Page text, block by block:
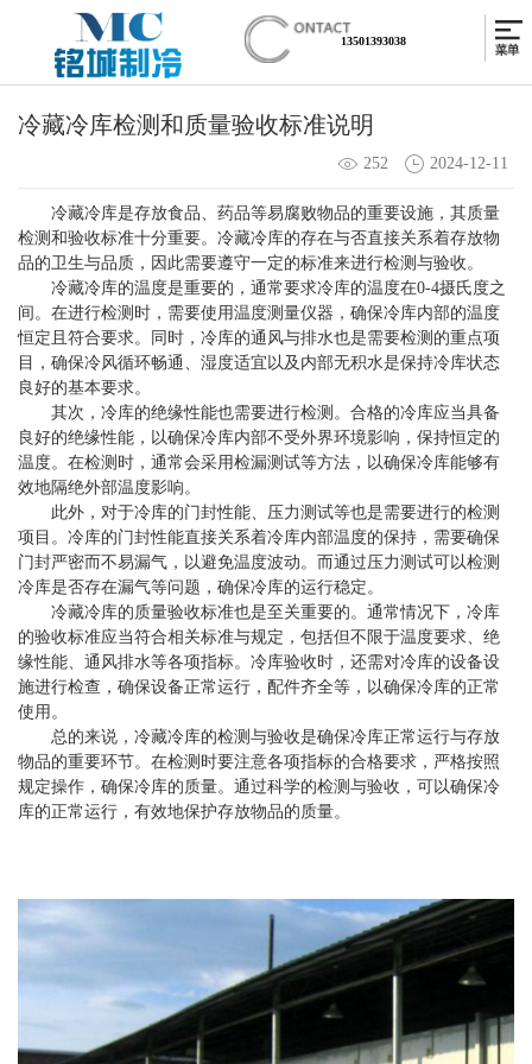
13501393038
冷藏冷库检测和质量验收标准说明
252 2024-12-11
冷藏冷库是存放食品、药品等易腐败物品的重要设施，其质量
检测和验收标准十分重要。冷藏冷库的存在与否直接关系着存放物
品的卫生与品质，因此需要遵守一定的标准来进行检测与验收。
冷藏冷库的温度是重要的，通常要求冷库的温度在0-4摄氏度之
间。在进行检测时，需要使用温度测量仪器，确保冷库内部的温度
恒定且符合要求。同时，冷库的通风与排水也是需要检测的重点项
目，确保冷风循环畅通、湿度适宜以及内部无积水是保持冷库状态
良好的基本要求。
其次，冷库的绝缘性能也需要进行检测。合格的冷库应当具备
良好的绝缘性能，以确保冷库内部不受外界环境影响，保持恒定的
温度。在检测时，通常会采用检漏测试等方法，以确保冷库能够有
效地隔绝外部温度影响。
此外，对于冷库的门封性能、压力测试等也是需要进行的检测
项目。冷库的门封性能直接关系着冷库内部温度的保持，需要确保
门封严密而不易漏气，以避免温度波动。而通过压力测试可以检测
冷库是否存在漏气等问题，确保冷库的运行稳定。
冷藏冷库的质量验收标准也是至关重要的。通常情况下，冷库
的验收标准应当符合相关标准与规定，包括但不限于温度要求、绝
缘性能、通风排水等各项指标。冷库验收时，还需对冷库的设备设
施进行检查，确保设备正常运行，配件齐全等，以确保冷库的正常
使用。
总的来说，冷藏冷库的检测与验收是确保冷库正常运行与存放
物品的重要环节。在检测时要注意各项指标的合格要求，严格按照
规定操作，确保冷库的质量。通过科学的检测与验收，可以确保冷
库的正常运行，有效地保护存放物品的质量。